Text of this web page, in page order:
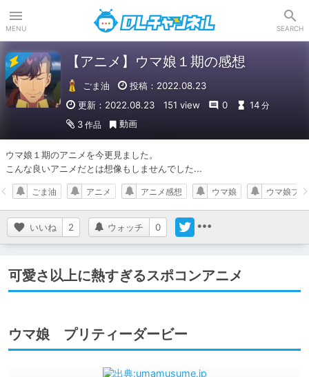
MENU SEARCH
【アニメ】ウマ娘１期の感想
ごま油
投稿：2022.08.23
更新：2022.08.23
151 view 0 14 分
3 作品 動画
ウマ娘１期のアニメを今更見ました。
こんな良いアニメだとは想像もしませんでした...
いいね 2 ウォッチ 0
ごま油 アニメ アニメ感想 ウマ娘 ウマ娘プ
可愛さ以上に熱すぎるスポコンアニメ
ウマ娘 プリティーダービー